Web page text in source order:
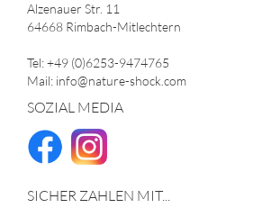
Alzenauer Str. 11
64668 Rimbach-Mitlechtern
Tel: +49 (0)6253-9474765
Mail: info@nature-shock.com
SOZIAL MEDIA
SICHER ZAHLEN MIT...